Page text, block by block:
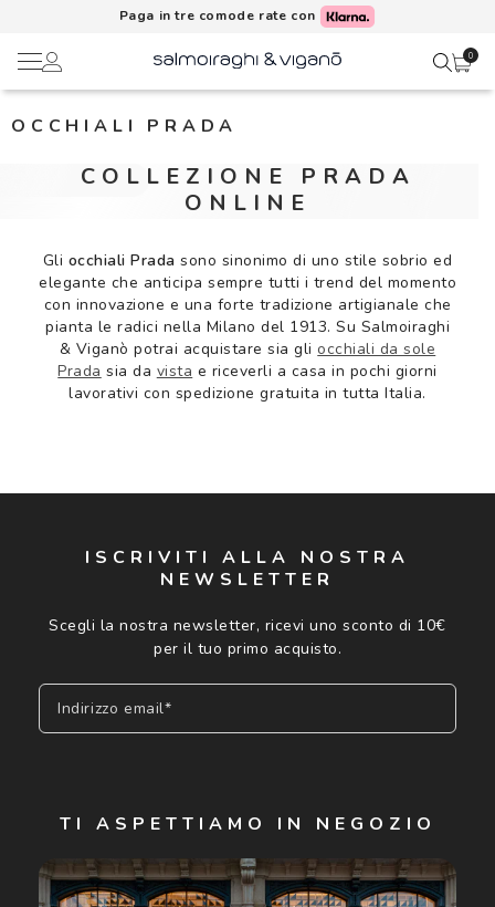
Paga in tre comode rate con
0
Occhiali da sole
AI Glasses
Brand
Ciao,
Rubrica indirizzi
Metodi di pagamento
I miei ordini
Carta fedeltà
Logout
OCCHIALI PRADA
COLLEZIONE PRADA
ONLINE
Gli occhiali Prada sono sinonimo di uno stile sobrio ed
elegante che anticipa sempre tutti i trend del momento
con innovazione e una forte tradizione artigianale che
pianta le radici nella Milano del 1913. Su Salmoiraghi
& Viganò potrai acquistare sia gli occhiali da sole
Prada sia da vista e riceverli a casa in pochi giorni
lavorativi con spedizione gratuita in tutta Italia.
ISCRIVITI ALLA NOSTRA
NEWSLETTER
Scegli la nostra newsletter, ricevi uno sconto di 10€
per il tuo primo acquisto.
Indirizzo email*
Cliccando su "Iscriviti", confermo di avere più di 16 anni e
acconsento all'utilizzo dei miei Dati Personali da parte di
Luxottica Group S.p.A. per l'invio di offerte speciali, novità
TI ASPETTIAMO IN NEGOZIO